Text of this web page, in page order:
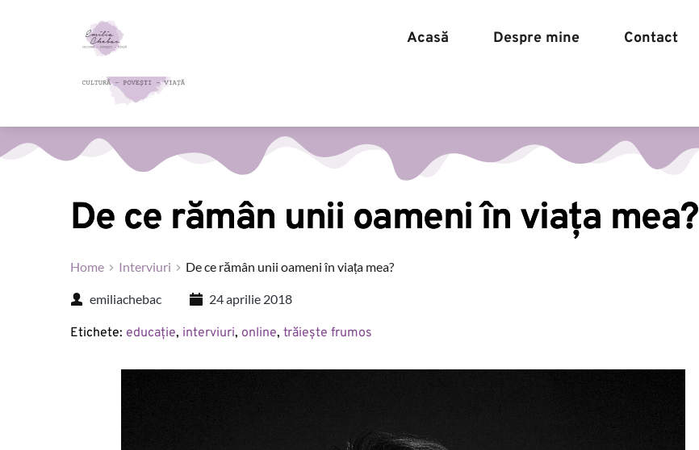
Acasă Despre mine
Contact
De ce rămân unii oameni în viața mea?
Home Interviuri De ce rămân unii oameni în viața mea?
emiliachebac 24 aprilie 2018
Etichete: educație, interviuri, online, trăiește frumos